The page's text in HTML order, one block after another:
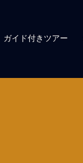
ガイド付きツアー